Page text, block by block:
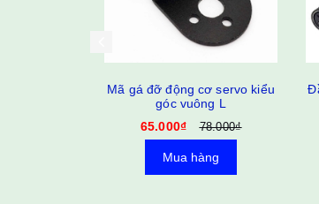
Đầu Nối giắc Cắm 3 / 4 / 5 / 6
/ 7 / 8 Pin
40.000₫
45.600₫
Tuỳ chọn